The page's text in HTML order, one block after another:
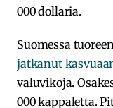
000 dollaria.
Suomessa
jatkanut
valuvikoja.
000 kappaletta.